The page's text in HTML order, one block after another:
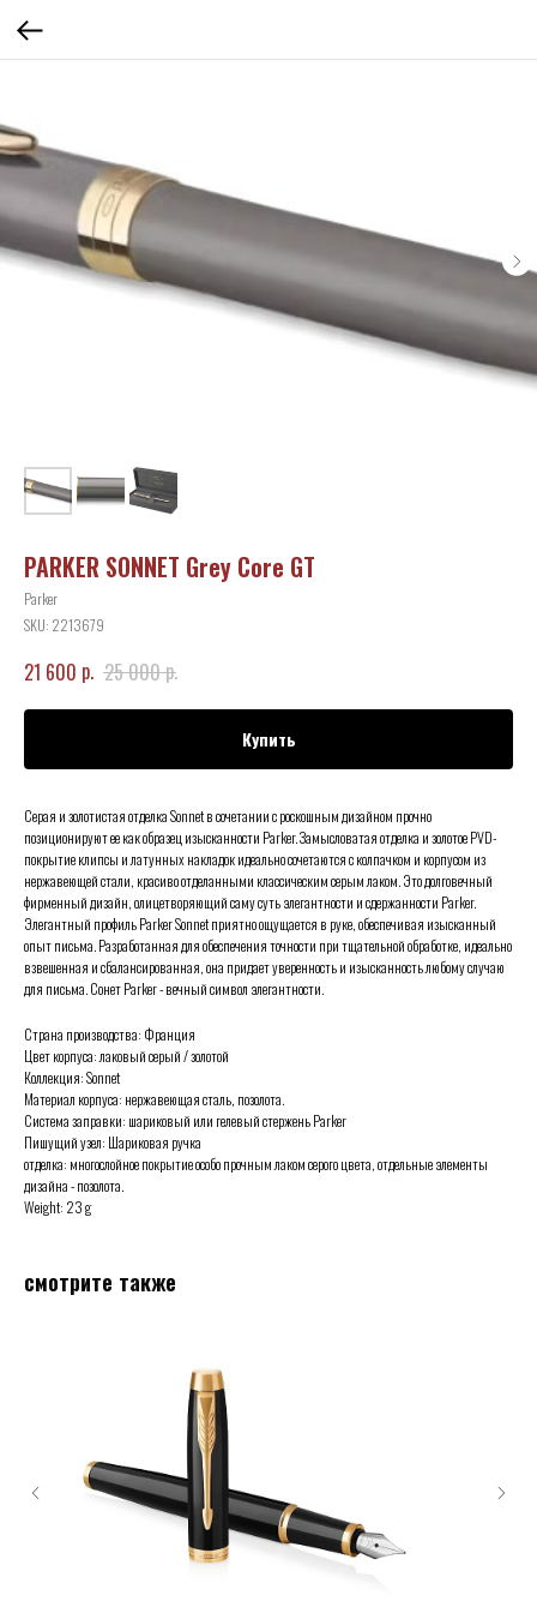
PARKER SONNET Grey Core GT
Parker
SKU: 2213679
21 600 р. 25 000р.
Купить
Серая и золотистая отделка Sonnet в сочетании с роскошным дизайном прочно
позиционируют ее как образец изысканности Parker. Замысловатая отделка и золотое PVD-
покрытие клипсы и латунных накладок идеально сочетаются с колпачком и корпусом из
нержавеющей стали, красиво отделанными классическим серым лаком. Это долговечный
фирменный дизайн, олицетворяющий саму суть элегантности и сдержанности Parker.
Элегантный профиль Parker Sonnet приятно ощущается в руке, обеспечивая изысканный
опыт письма. Разработанная для обеспечения точности при тщательной обработке, идеально
взвешенная и сбалансированная, она придает уверенность и изысканность любому случаю
для письма. Сонет Parker - вечный символ элегантности.
Страна производства: Франция
Цвет корпуса: лаковый серый / золотой
Коллекция: Sonnet
Материал корпуса: нержавеющая сталь, позолота.
Система заправки: шариковый или гелевый стержень Parker
Пишущий узел: Шариковая ручка
отделка: многослойное покрытие особо прочным лаком серого цвета, отдельные элементы
дизайна - позолота.
Weight: 23 g
смотрите также